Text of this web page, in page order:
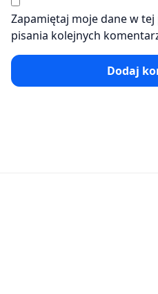
Zapamiętaj moje dane w
pisania kolejnych
Dodaj